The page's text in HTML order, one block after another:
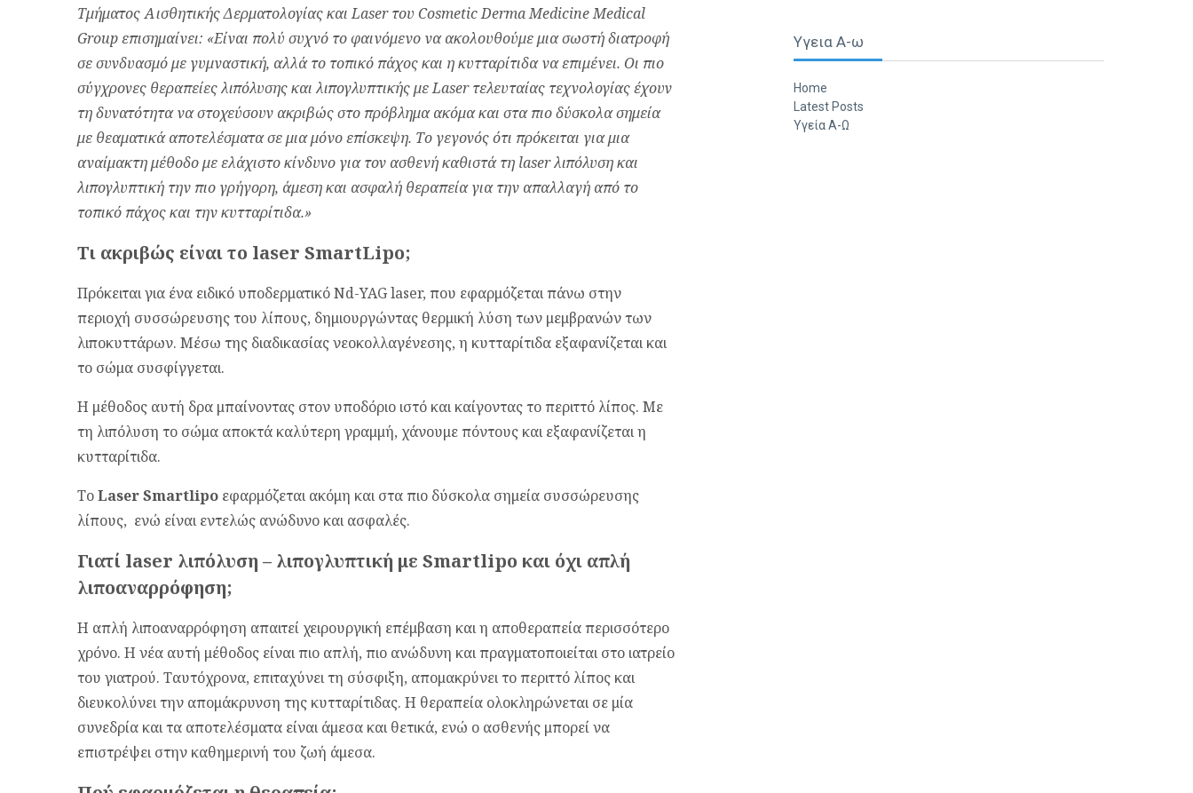
Τμήματος Αισθητικής Δερματολογίας και Laser του Cosmetic Derma Medicine Medical
Group επισημαίνει: «Είναι πολύ συχνό το φαινόμενο να ακολουθούμε μια σωστή διατροφή
σε συνδυασμό με γυμναστική, αλλά το τοπικό πάχος και η κυτταρίτιδα να επιμένει. Οι πιο
σύγχρονες θεραπείες λιπόλυσης και λιπογλυπτικής μεLaser τελευταίας τεχνολογίας έχουν
τη δυνατότητα να στοχεύσουν ακριβώς στο πρόβλημα ακόμα και στα πιο δύσκολα σημεία
με θεαματικά αποτελέσματα σε μια μόνο επίσκεψη. Το γεγονός ότι πρόκειται για μια
αναίμακτη μέθοδο με ελάχιστο κίνδυνο για τον ασθενή καθιστά τη laserλιπόλυση και
λιπογλυπτική την πιο γρήγορη, άμεση και ασφαλή θεραπεία για την απαλλαγή από το
τοπικό πάχος και την κυτταρίτιδα.»
Τι ακριβώς είναι το laser SmartLipo;
Πρόκειται για ένα ειδικό υποδερματικό Nd-YAG laser, που εφαρμόζεται πάνω στην
περιοχή συσσώρευσης του λίπους, δημιουργώντας θερμική λύση των μεμβρανών των
λιποκυττάρων. Μέσω της διαδικασίας νεοκολλαγένεσης, η κυτταρίτιδα εξαφανίζεται και
το σώμα συσφίγγεται.
Η μέθοδος αυτή δρα μπαίνοντας στον υποδόριο ιστό και καίγοντας το περιττό λίπος. Με
τη λιπόλυση το σώμα αποκτά καλύτερη γραμμή, χάνουμε πόντους και εξαφανίζεται η
κυτταρίτιδα.
ΤοLaser Smartlipo εφαρμόζεται ακόμη και στα πιο δύσκολα σημεία συσσώρευσης
λίπους, ενώ είναι εντελώς ανώδυνο και ασφαλές.
Γιατί laser λιπόλυση – λιπογλυπτική με Smartlipo και όχι απλή
λιποαναρρόφηση;
Η απλή λιποαναρρόφηση απαιτεί χειρουργική επέμβαση και η αποθεραπεία περισσότερο
χρόνο. Η νέα αυτή μέθοδος είναι πιο απλή, πιο ανώδυνη και πραγματοποιείται στο ιατρείο
του γιατρού. Ταυτόχρονα, επιταχύνει τη σύσφιξη, απομακρύνει το περιττό λίπος και
διευκολύνει την απομάκρυνση της κυτταρίτιδας. Η θεραπεία ολοκληρώνεται σε μία
συνεδρία και τα αποτελέσματα είναι άμεσα και θετικά, ενώ ο ασθενής μπορεί να
επιστρέψει στην καθημερινή του ζωή άμεσα.
Υγεια Α-ω
Home
Latest Posts
Υγεία Α-Ω